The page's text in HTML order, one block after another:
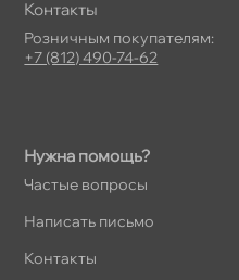
Нужна помощь?
Частые вопросы
Написать письмо
Контакты
Контакты
Розничным покупателям:
+7 (812) 490-74-62